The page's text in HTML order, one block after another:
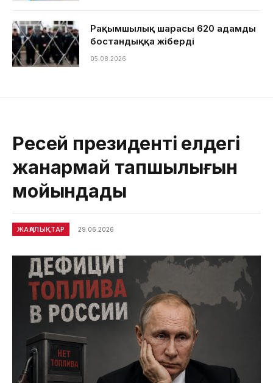
Рақымшылық шарасы 620 адамды
бостандыққа жіберді
05.08.2026
Ресей президенті елдегі
жанармай тапшылығын
мойындады
ЖАҢАЛЫҚТАР 29.06.2026